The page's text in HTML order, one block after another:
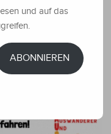
und auf das
ABONNIEREN